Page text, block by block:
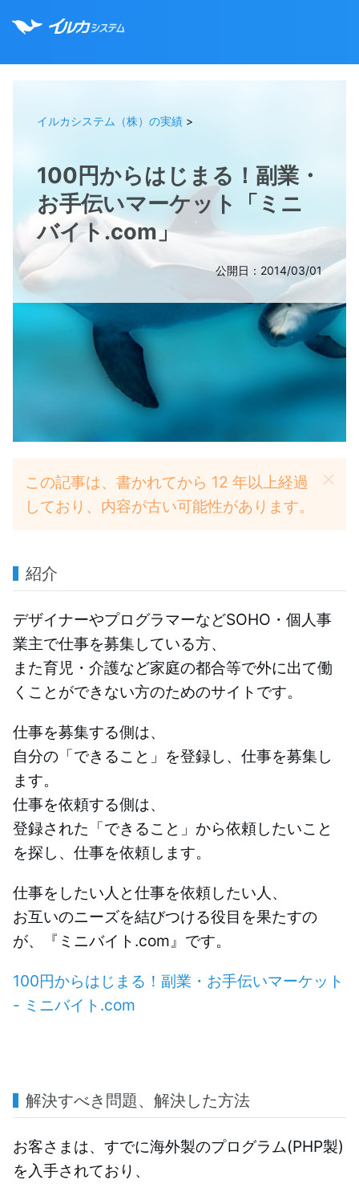
イルカシステム（株）の実績 >
100円からはじまる！副業・
お手伝いマーケット「ミニ
バイト.com」
公開日：2014/03/01
この記事は、書かれてから 12 年以上経過
しており、内容が古い可能性があります。
紹介
デザイナーやプログラマーなどSOHO・個人事
業主で仕事を募集している方、
また育児・介護など家庭の都合等で外に出て働
くことができない方のためのサイトです。
仕事を募集する側は、
自分の「できること」を登録し、仕事を募集し
ます。
仕事を依頼する側は、
登録された「できること」から依頼したいこと
を探し、仕事を依頼します。
仕事をしたい人と仕事を依頼したい人、
お互いのニーズを結びつける役目を果たすの
が、『ミニバイト.com』です。
100円からはじまる！副業・お手伝いマーケット
- ミニバイト.com
解決すべき問題、解決した方法
お客さまは、すでに海外製のプログラム(PHP製)
を入手されており、